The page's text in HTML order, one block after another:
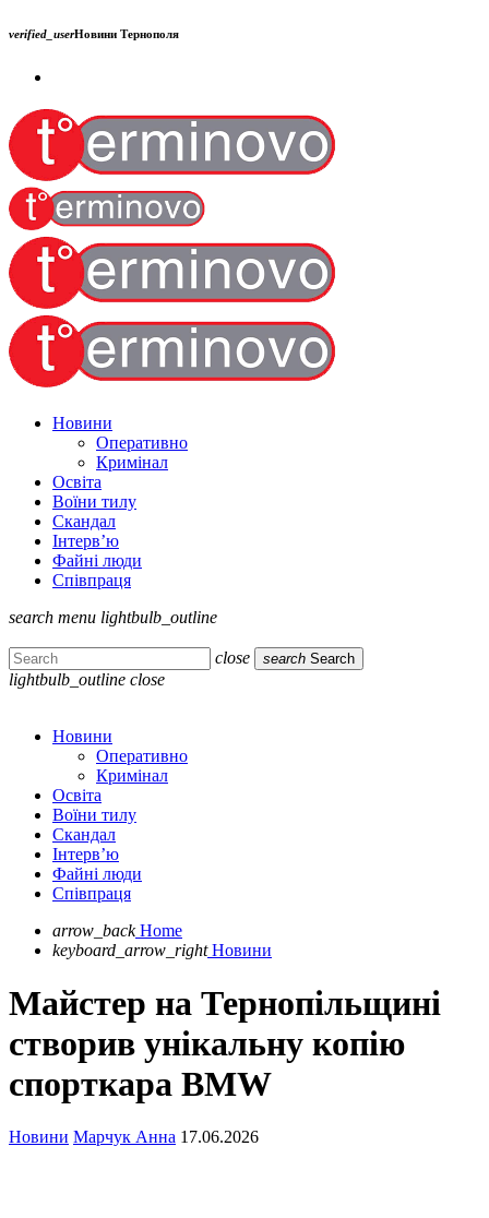
verified_userНовини Тернополя
Новини
Оперативно
Кримінал
Освіта
Воїни тилу
Скандал
Інтерв’ю
Файні люди
Співпраця
search menu lightbulb_outline
close search Search
lightbulb_outline close
Новини
Оперативно
Кримінал
Освіта
Воїни тилу
Скандал
Інтерв’ю
Файні люди
Співпраця
arrow_back Home
keyboard_arrow_right Новини
Майстер на Тернопільщині
створив унікальну копію
спорткара BMW
Новини Марчук Анна 17.06.2026